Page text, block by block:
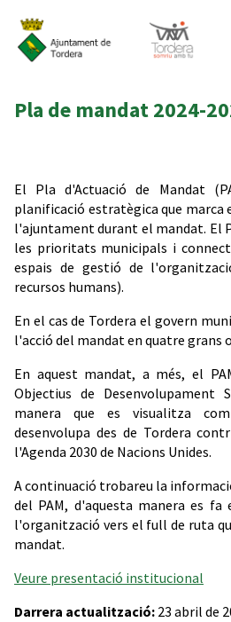
Pla de mandat 2024-
El Pla d'Actuació de Mandat
planificació estratègica que marca
l'ajuntament durant el mandat. El
les prioritats municipals i
espais de gestió de
recursos humans).
En el cas de Tordera el govern
l'acció del mandat en quatre grans
En aquest mandat, a més, el
Objectius de Desenvolupament
manera que es visualitza
desenvolupa des de Tordera
l'Agenda 2030 de Nacions Unides.
A continuació trobareu la
del PAM, d'aquesta manera es
l'organització vers el full de ruta
mandat.
Veure presentació institucional
Darrera actualització: 23 abril de